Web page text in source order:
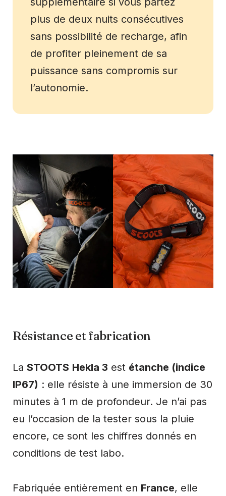
plus de deux nuits consécutives
sans possibilité de recharge, afin
de profiter pleinement de sa
puissance sans compromis sur
l’autonomie.
Résistance et fabrication
La STOOTS Hekla 3 est étanche (indice
IP67) : elle résiste à une immersion de 30
minutes à 1 m de profondeur. Je n’ai pas
eu l’occasion de la tester sous la pluie
encore, ce sont les chiffres donnés en
conditions de test labo.
Fabriquée entièrement en France, elle